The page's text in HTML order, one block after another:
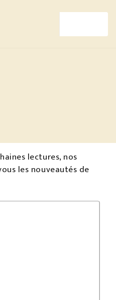
lectures, nos
les nouveautés de